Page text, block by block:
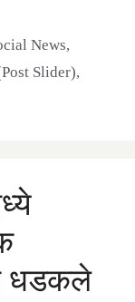
News,
Slider),
धडकले